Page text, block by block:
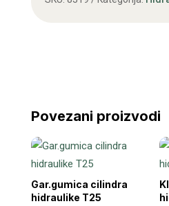
Povezani proizvodi
Gar.gumica cilindra
hidraulike T25